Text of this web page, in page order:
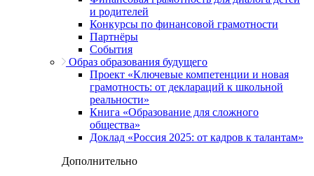
и родителей
Конкурсы по финансовой грамотности
Партнёры
События
Образ образования будущего
Проект «Ключевые компетенции и новая
грамотность: от деклараций к школьной
реальности»
Книга «Образование для сложного
общества»
Доклад «Россия 2025: от кадров к талантам»
Дополнительно